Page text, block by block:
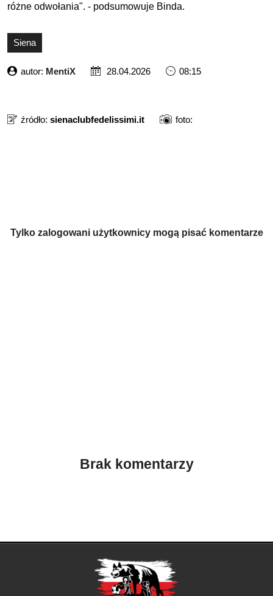
różne odwołania". - podsumowuje Binda.
Siena
autor: MentiX 28.04.2026 08:15
źródło: sienaclubfedelissimi.it foto:
Tylko zalogowani użytkownicy mogą pisać komentarze
Brak komentarzy